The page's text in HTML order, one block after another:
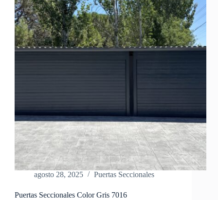
agosto 28, 2025 Puertas Seccionales
Puertas Seccionales Color Gris 7016